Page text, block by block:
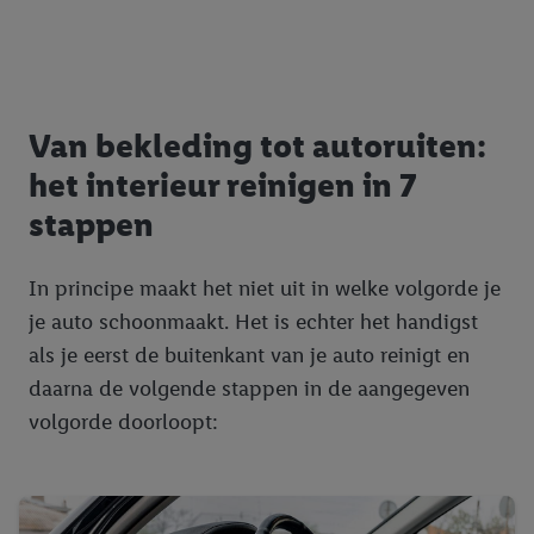
Van bekleding tot autoruiten:
het interieur reinigen in 7
stappen
In principe maakt het niet uit in welke volgorde je
je auto schoonmaakt. Het is echter het handigst
als je eerst de buitenkant van je auto reinigt en
daarna de volgende stappen in de aangegeven
volgorde doorloopt: